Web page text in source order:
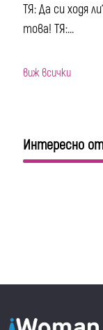
ТЯ: Да си ходя
това! ТЯ:...
виж всички
Интересно